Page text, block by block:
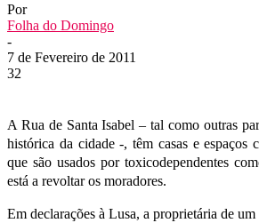
Por
Folha do Domingo
-
7 de Fevereiro de 2011
32
A Rua de Santa Isabel – tal como outras
histórica da cidade -, têm casas e espaços
que são usados por toxicodependentes
está a revoltar os moradores.
Em declarações à Lusa, a proprietária de